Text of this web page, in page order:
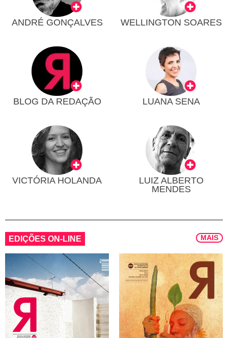
ANDRÉ GONÇALVES WELLINGTON SOARES
BLOG DA REDAÇÃO LUANA SENA
VICTÓRIA HOLANDA
LUIZ ALBERTO
MENDES
EDIÇÕES ON-LINE MAIS